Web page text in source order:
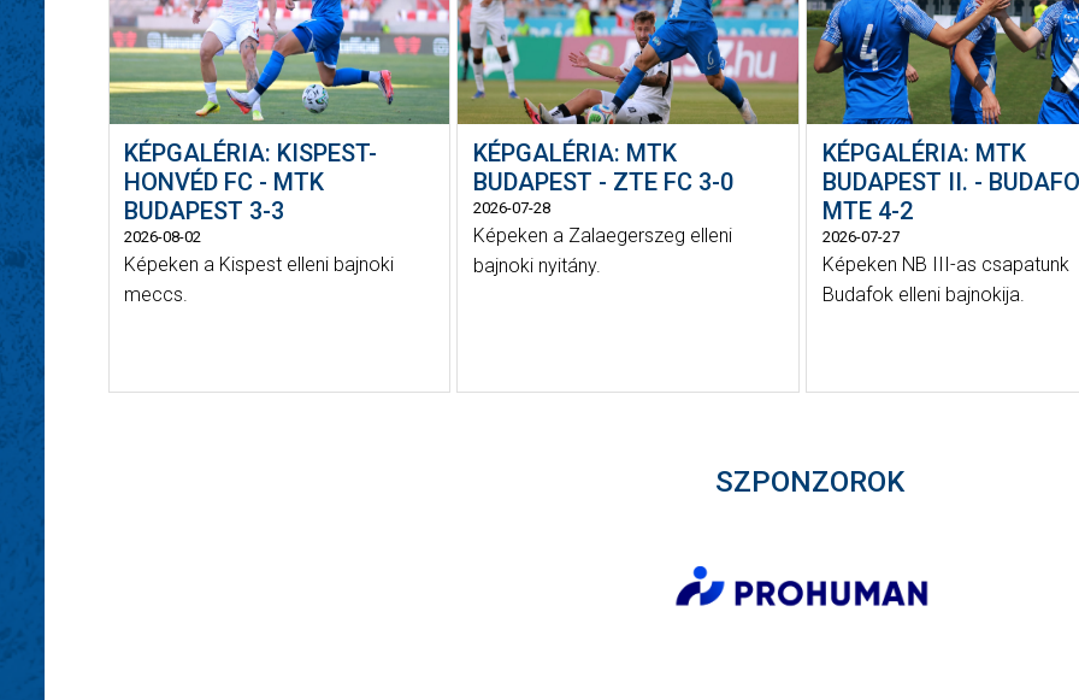
KÉPGALÉRIA: KISPEST-
HONVÉD FC - MTK
BUDAPEST 3-3
2026-08-02
Képeken a Kispest elleni bajnoki
meccs.
KÉPGALÉRIA: MTK
BUDAPEST - ZTE FC 3-0
2026-07-28
Képeken a Zalaegerszeg elleni
bajnoki nyitány.
KÉPGALÉRIA: MTK
BUDAPEST II. -
MTE 4-2
2026-07-27
Képeken NB III-as csapatunk
Budafok elleni bajnokija.
SZPONZOROK